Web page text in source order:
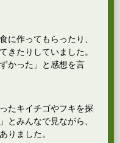
に作ってもらったり、
きたりしていました。
かった」と感想を言
たキイチゴやフキを探
とみんなで見ながら、
りました。